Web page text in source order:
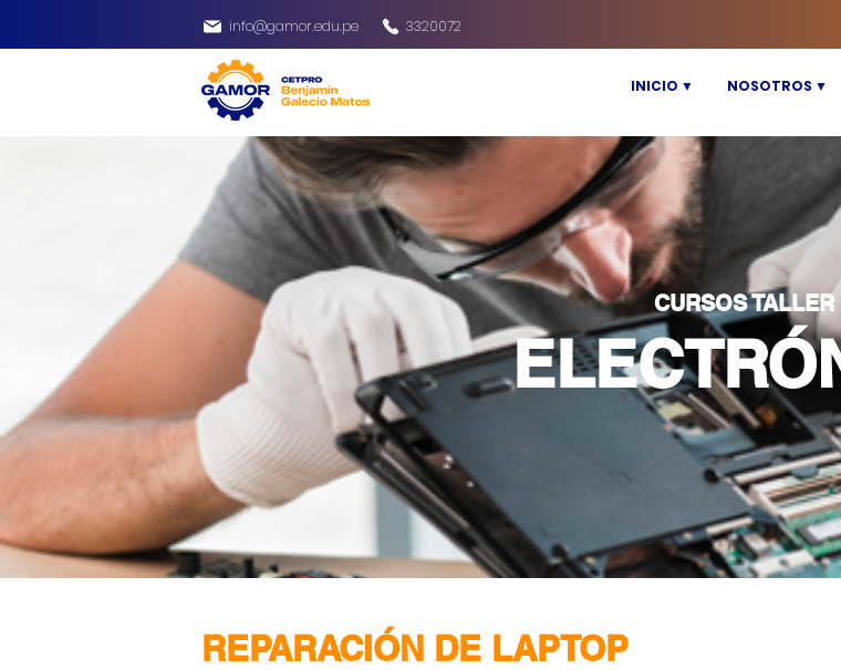
info@gamor.edu.pe 3320072
INICIO ▼ NOSOTROS ▼
CURSOS TALLER
REPARACIÓN DE LAPTOP